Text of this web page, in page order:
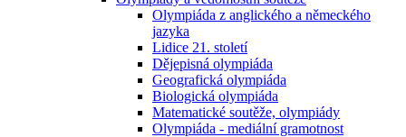
Olympiáda z anglického a německého
jazyka
Lidice 21. století
Dějepisná olympiáda
Geografická olympiáda
Biologická olympiáda
Matematické soutěže, olympiády
Olympiáda - mediální gramotnost